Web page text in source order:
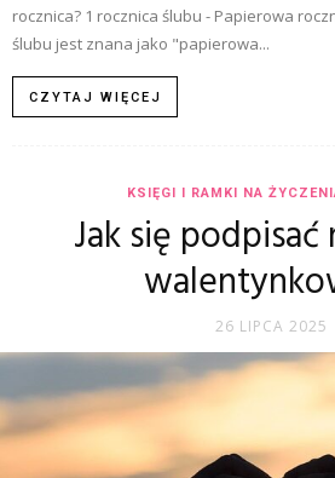
rocznica? 1 rocznica ślubu - Papierowa
ślubu jest znana jako "papierowa...
CZYTAJ WIĘCEJ
KSIĘGI I RAMKI NA
Jak się podpisać
26 LIPCA 2025